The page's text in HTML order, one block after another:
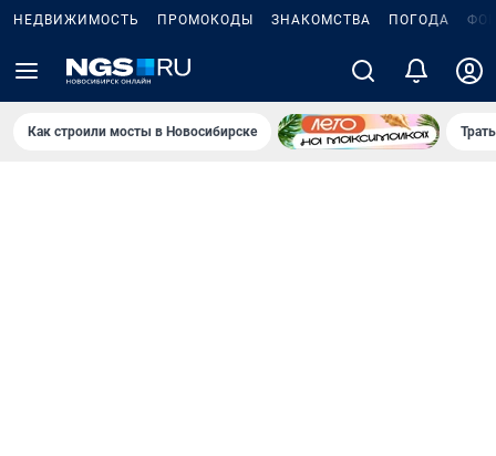
НЕДВИЖИМОСТЬ ПРОМОКОДЫ ЗНАКОМСТВА ПОГОДА
Как строили мосты в Новосибирске